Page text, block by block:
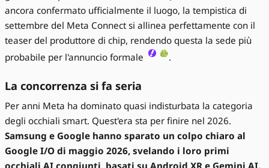
ancora confermato ufficialmente il luogo, la tempistica di
settembre del Meta Connect si allinea perfettamente con il
teaser del produttore di chip, rendendo questa la sede più
probabile per l'annuncio formale
.
La concorrenza si fa seria
Per anni Meta ha dominato quasi indisturbata la categoria
degli occhiali smart. Quest'era sta per finire nel 2026.
Samsung e Google hanno sparato un colpo chiaro al
Google I/O di maggio 2026, svelando i loro primi
occhiali AI congiunti, basati su Android XR e Gemini AI.